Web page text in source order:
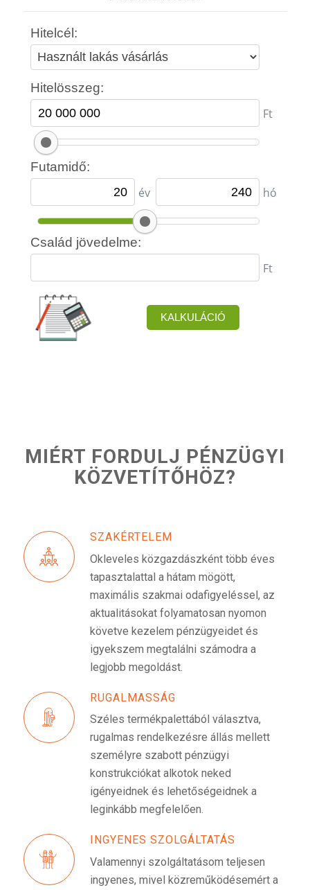
MIÉRT FORDULJ PÉNZÜGYI
KÖZVETÍTŐHÖZ?
SZAKÉRTELEM
Okleveles közgazdászként több éves
tapasztalattal a hátam mögött,
maximális szakmai odafigyeléssel, az
aktualitásokat folyamatosan nyomon
követve kezelem pénzügyeidet és
igyekszem megtalálni számodra a
legjobb megoldást.
RUGALMASSÁG
Széles termékpalettából választva,
rugalmas rendelkezésre állás mellett
személyre szabott pénzügyi
konstrukciókat alkotok neked
igényeidnek és lehetőségeidnek a
leginkább megfelelően.
INGYENES SZOLGÁLTATÁS
Valamennyi szolgáltatásom teljesen
ingyenes, mivel közreműködésemért a